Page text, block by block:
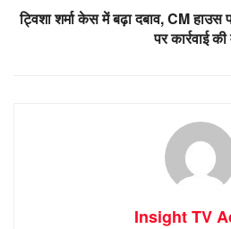
ट्विशा शर्मा केस में बढ़ा दबाव, CM
पर कार्रवाई की
Insight TV